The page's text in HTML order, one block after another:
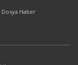
Dosya Haber